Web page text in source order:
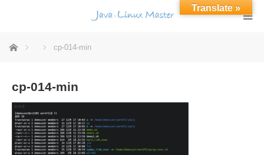
ホーム cp-014-min
cp-014-min
Translate »